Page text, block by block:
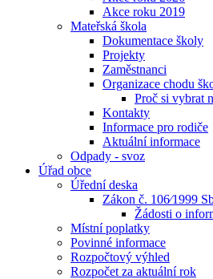
Akce roku 2019
Mateřská škola
Dokumentace školy
Projekty
Zaměstnanci
Organizace chodu
Proč si vybrat
Kontakty
Informace pro rodiče
Aktuální informace
Odpady - svoz
Úřad obce
Úřední deska
Zákon č. 106⁄1999
Žádosti o
Místní poplatky
Povinné informace
Rozpočtový výhled
Rozpočet za aktuální rok